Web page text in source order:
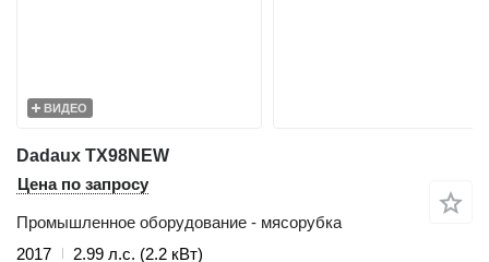
ВИДЕО
Dadaux TX98NEW
Цена по запросу
Промышленное оборудование - мясорубка
2017
2.99 л.с. (2.2 кВт)